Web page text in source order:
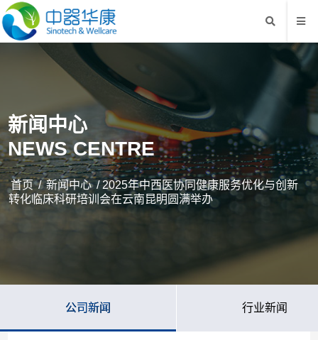
新闻中心
NEWS CENTRE
首页/新闻中心 / 2025年中西医协同健康服务优化与创新
转化临床科研培训会在云南昆明圆满举办
公司新闻 行业新闻